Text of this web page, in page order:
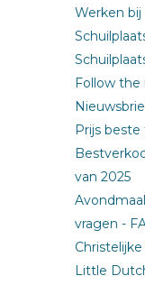
Werken
Follow the
Prijs
van 2025
vragen -
Little